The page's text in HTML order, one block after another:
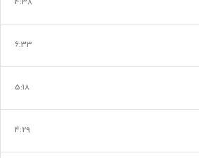
6:33
5:18
4:29